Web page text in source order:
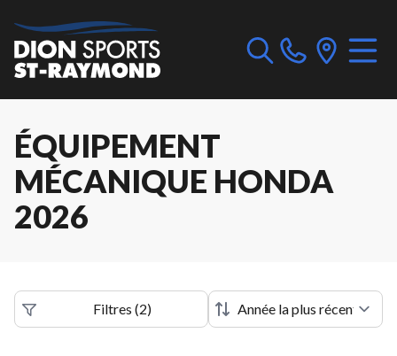
ÉQUIPEMENT
MÉCANIQUE HONDA
2026
Filtres (2)